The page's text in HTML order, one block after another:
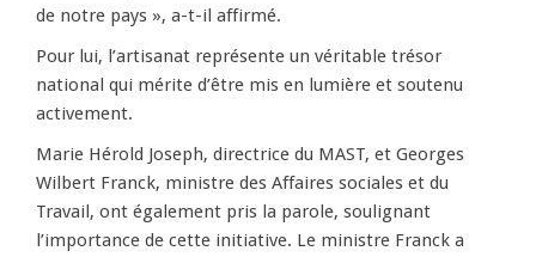
de notre pays », a-t-il affirmé.
Pour lui, l’artisanat représente un véritable trésor
national qui mérite d’être mis en lumière et soutenu
activement.
Marie Hérold Joseph, directrice du MAST, et Georges
Wilbert Franck, ministre des Affaires sociales et du
Travail, ont également pris la parole, soulignant
l’importance de cette initiative. Le ministre Franck a